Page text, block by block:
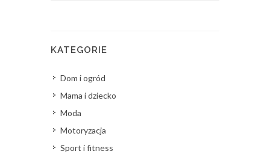
KATEGORIE
Dom i ogród
Mama i dziecko
Moda
Motoryzacja
Sport i fitness